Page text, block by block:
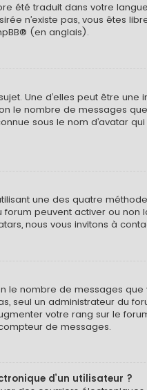
été traduit dans votre
n’existe pas, vous êtes
® (en anglais).
Une d’elles peut être
le nombre de messages
sous le nom d’avatar
une des quatre
forum peuvent activer ou
nous vous invitons à
le nombre de messages
seul un administrateur du
votre rang sur le
de messages.
d’un utilisateur ?